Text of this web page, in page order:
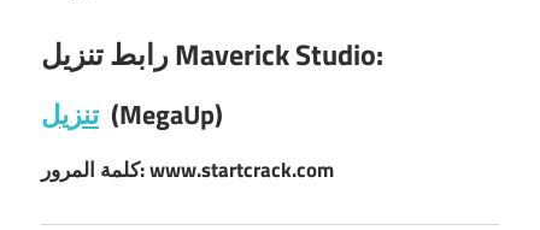
رابط تنزيل Maverick Studio:
تنزيل(MegaUp)
كلمة المرور: www.startcrack.com